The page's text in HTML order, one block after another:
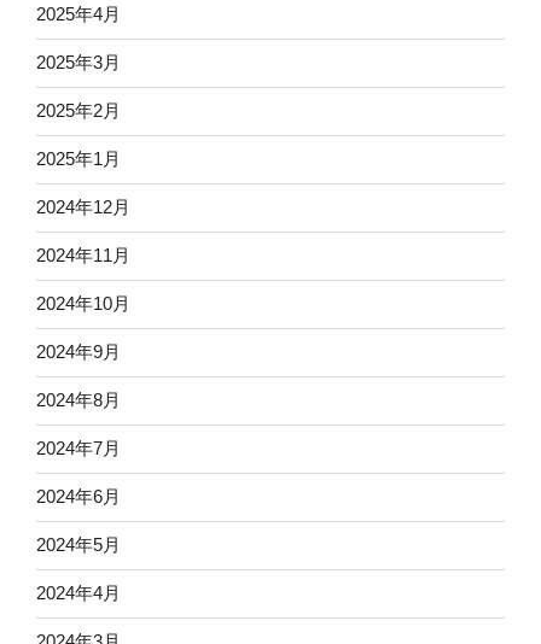
2025年4月
2025年3月
2025年2月
2025年1月
2024年12月
2024年11月
2024年10月
2024年9月
2024年8月
2024年7月
2024年6月
2024年5月
2024年4月